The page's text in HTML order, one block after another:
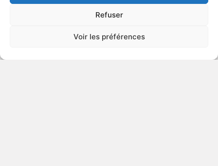
Refuser
Voir les préférences
Bonjour monsieur Gauguin